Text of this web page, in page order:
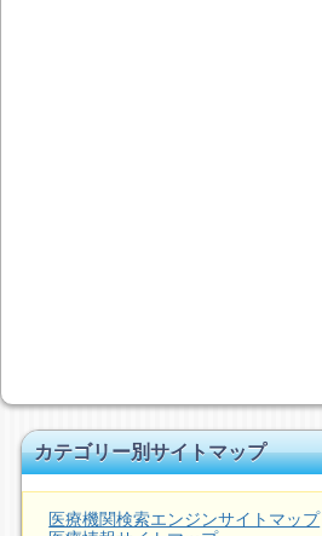
カテゴリー別サイトマップ
医療機関検索エンジンサイトマップ